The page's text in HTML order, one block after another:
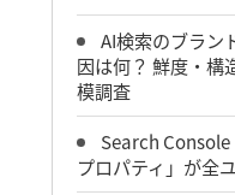
AI検索のブラン
因は何？ 鮮度・構
模調査
Search
プロパティ」が全